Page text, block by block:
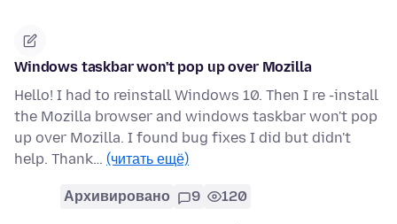
Windows taskbar won't pop up over Mozilla
Hello! I had to reinstall Windows 10. Then I re -install
the Mozilla browser and windows taskbar won't pop
up over Mozilla. I found bug fixes I did but didn't
help. Thank… (читать ещё)
Архивировано 9 120